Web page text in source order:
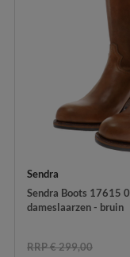
Sendra
Sendra Boots 17615
dameslaarzen - bruin
RRP € 299,00